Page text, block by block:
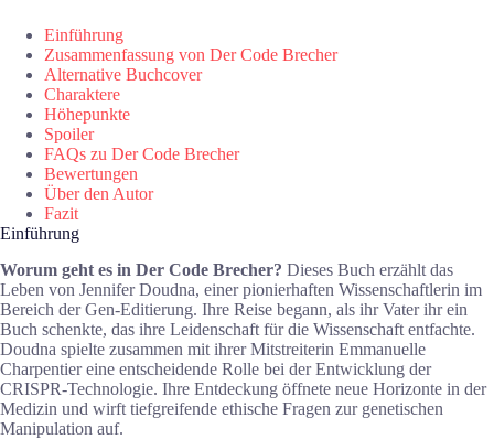
Einführung
Zusammenfassung von Der Code Brecher
Alternative Buchcover
Charaktere
Höhepunkte
Spoiler
FAQs zu Der Code Brecher
Bewertungen
Über den Autor
Fazit
Einführung
Worum geht es in Der Code Brecher? Dieses Buch erzählt das
Leben von Jennifer Doudna, einer pionierhaften Wissenschaftlerin im
Bereich der Gen-Editierung. Ihre Reise begann, als ihr Vater ihr ein
Buch schenkte, das ihre Leidenschaft für die Wissenschaft entfachte.
Doudna spielte zusammen mit ihrer Mitstreiterin Emmanuelle
Charpentier eine entscheidende Rolle bei der Entwicklung der
CRISPR-Technologie. Ihre Entdeckung öffnete neue Horizonte in der
Medizin und wirft tiefgreifende ethische Fragen zur genetischen
Manipulation auf.